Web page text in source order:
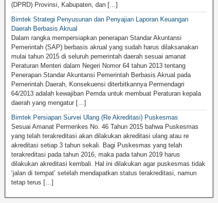
(DPRD) Provinsi, Kabupaten, dan […]
Bimtek Strategi Penyusunan dan Penyajian Laporan Keuangan
Daerah Berbasis Akrual
Dalam rangka mempersiapkan penerapan Standar Akuntansi
Pemerintah (SAP) berbasis akrual yang sudah harus dilaksanakan
mulai tahun 2015 di seluruh pemerintah daerah sesuai amanat
Peraturan Menteri dalam Negeri Nomor 64 tahun 2013 tentang
Penerapan Standar Akuntansi Pemerintah Berbasis Akrual pada
Pemerintah Daerah, Konsekuensi diterbitkannya Permendagri
64/2013 adalah kewajiban Pemda untuk membuat Peraturan kepala
daerah yang mengatur […]
Bimtek Persiapan Survei Ulang (Re Akreditasi) Puskesmas
Sesuai Amanat Permenkes No. 46 Tahun 2015 bahwa Puskesmas
yang telah terakreditasi akan dilakukan akreditasi ulang atau re
akreditasi setiap 3 tahun sekali. Bagi Puskesmas yang telah
terakreditasi pada tahun 2016, maka pada tahun 2019 harus
dilakukan akreditasi kembali. Hal ini dilakukan agar puskesmas tidak
‘jalan di tempat’ setelah mendapatkan status terakreditasi, namun
tetap terus […]